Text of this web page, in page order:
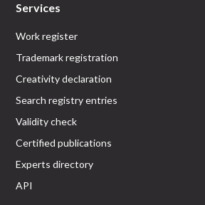
Services
Work register
Trademark registration
Creativity declaration
Search registry entries
Validity check
Certified publications
Experts directory
API